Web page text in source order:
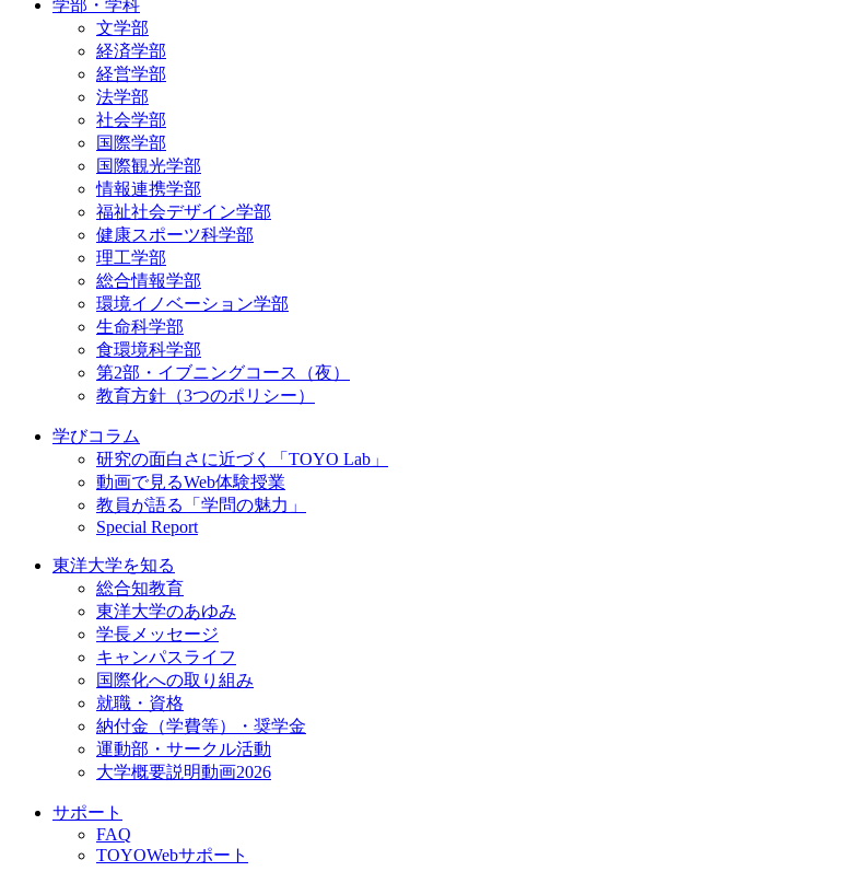
学部・学科
文学部
経済学部
経営学部
法学部
社会学部
国際学部
国際観光学部
情報連携学部
福祉社会デザイン学部
健康スポーツ科学部
理工学部
総合情報学部
環境イノベーション学部
生命科学部
食環境科学部
第2部・イブニングコース（夜）
教育方針（3つのポリシー）
学びコラム
研究の面白さに近づく「TOYO Lab」
動画で見るWeb体験授業
教員が語る「学問の魅力」
Special Report
東洋大学を知る
総合知教育
東洋大学のあゆみ
学長メッセージ
キャンパスライフ
国際化への取り組み
就職・資格
納付金（学費等）・奨学金
運動部・サークル活動
大学概要説明動画2026
サポート
FAQ
TOYOWebサポート